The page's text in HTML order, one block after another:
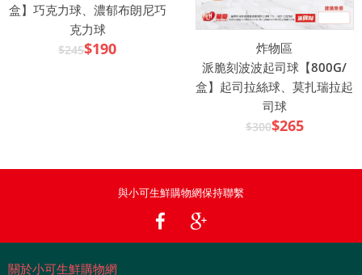
盒】巧克力球、濃郁布朗尼巧
克力球
$245$190
炸物區
派脆刻波波起司球【800G/
盒】起司拉絲球、莫扎瑞拉起
司球
$300$265
與小可生鮮購物網保持聯繫
關於小可生鮮購物網